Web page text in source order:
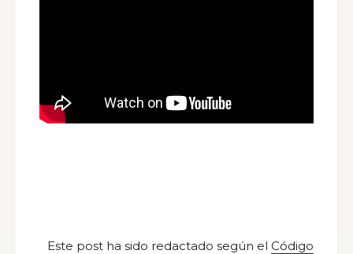
Este post ha sido redactado según el Código